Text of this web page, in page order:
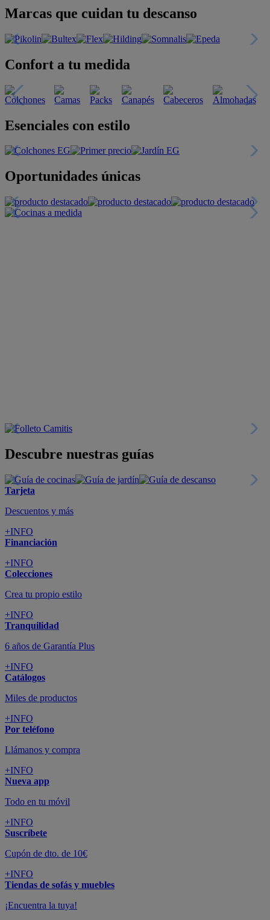
Marcas que cuidan tu descanso
Confort a tu medida
Esenciales con estilo
Oportunidades únicas
Descubre nuestras guías
Tarjeta
Descuentos y más
+INFO
Financiación
+INFO
Colecciones
Crea tu propio estilo
+INFO
Tranquilidad
6 años de Garantía Plus
+INFO
Catálogos
Miles de productos
+INFO
Por teléfono
Llámanos y compra
+INFO
Nueva app
Todo en tu móvil
+INFO
Suscríbete
Cupón de dto. de 10€
+INFO
Tiendas de sofás y muebles
¡Encuentra la tuya!